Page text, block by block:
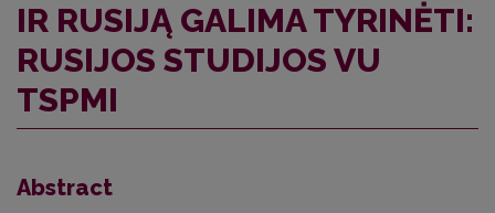
IR RUSIJĄ GALIMA TYRINĖTI:
RUSIJOS STUDIJOS VU
TSPMI
Abstract